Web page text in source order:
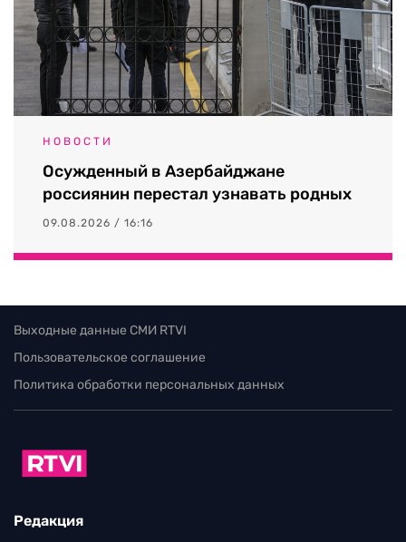
НОВОСТИ
Осужденный в Азербайджане
россиянин перестал узнавать родных
09.08.2026 / 16:16
Выходные данные СМИ RTVI
Пользовательское соглашение
Политика обработки персональных данных
Редакция